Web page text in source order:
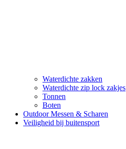
Waterdichte zakken
Waterdichte zip lock zakjes
Tonnen
Boten
Outdoor Messen & Scharen
Veiligheid bij buitensport